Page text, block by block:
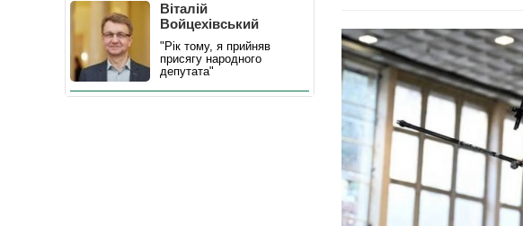
Віталій
Войцехівський
"Рік тому, я прийняв
присягу народного
депутата"